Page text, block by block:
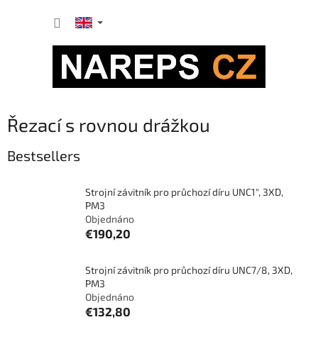
Řezací s rovnou drážkou
Bestsellers
Strojní závitník pro průchozí díru UNC1", 3XD,
PM3
Objednáno
€190,20
Strojní závitník pro průchozí díru UNC7/8, 3XD,
PM3
Objednáno
€132,80